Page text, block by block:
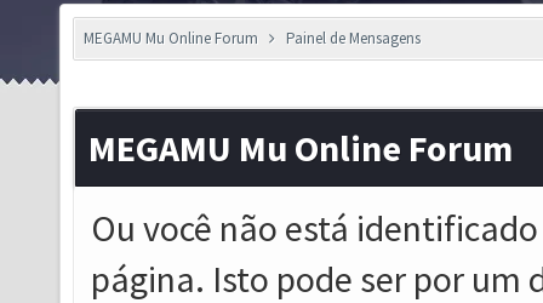
MEGAMU Mu Online Forum Painel de Mensagens
MEGAMU Mu Online Forum
Ou você não está
página. Isto pode ser por um